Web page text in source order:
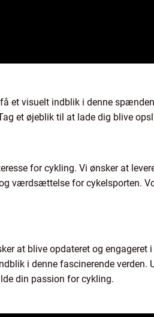
et visuelt indblik i denne
et øjeblik til at lade dig blive
for cykling. Vi ønsker at
værdsættelse for cykelsporten.
at blive opdateret og engageret
i denne fascinerende verden.
din passion for cykling.